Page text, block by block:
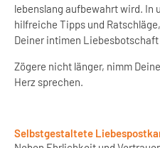
lebenslang aufbewahrt wird. In
hilfreiche Tipps und
Deiner intimen
Zögere nicht länger, nimm
Herz sprechen.
Selbstgestaltete